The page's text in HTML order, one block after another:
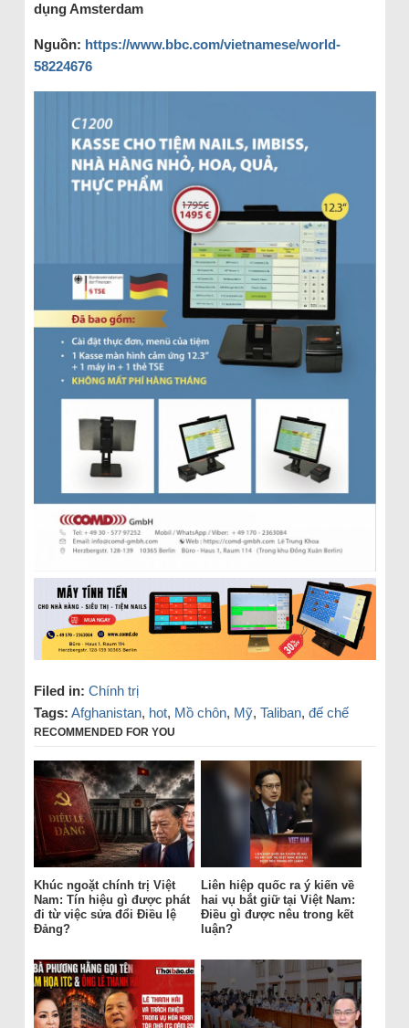
dụng Amsterdam
Nguồn: https://www.bbc.com/vietnamese/world-
58224676
Filed in: Chính trị
Tags: Afghanistan, hot, Mồ chôn, Mỹ, Taliban, đế chế
RECOMMENDED FOR YOU
Khúc ngoặt chính trị Việt
Nam: Tín hiệu gì được phát
đi từ việc sửa đổi Điều lệ
Đảng?
Liên hiệp quốc ra ý kiến về
hai vụ bắt giữ tại Việt Nam:
Điều gì được nêu trong kết
luận?